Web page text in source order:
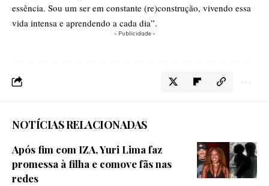
essência. Sou um ser em constante (re)construção, vivendo essa
vida intensa e aprendendo a cada dia”.
- Publicidade -
NOTÍCIAS RELACIONADAS
Após fim com IZA, Yuri Lima faz
promessa à filha e comove fãs nas
redes